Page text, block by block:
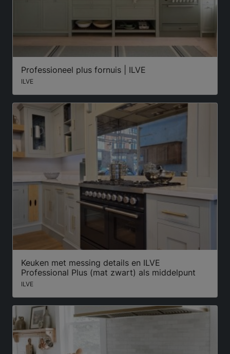
Professioneel plus fornuis | ILVE
ILVE
Keuken met messing details en ILVE
Professional Plus (mat zwart) als middelpunt
ILVE